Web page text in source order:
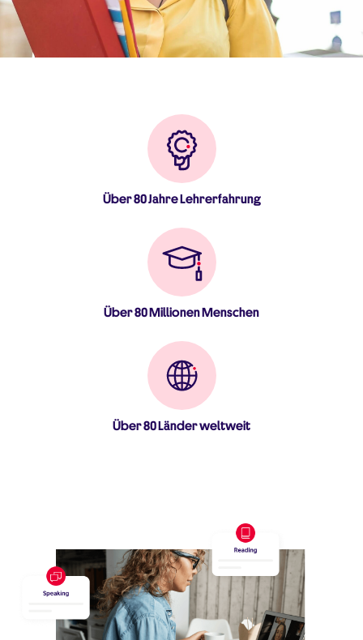
Über 80 Jahre Lehrerfahrung
Über 80 Millionen Menschen
Über 80 Länder weltweit